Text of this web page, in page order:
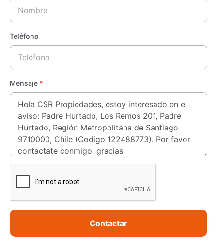
Teléfono
Mensaje *
Contactar